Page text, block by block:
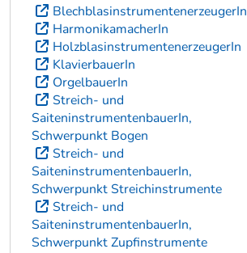
BlechblasinstrumentenerzeugerIn
HarmonikamacherIn
HolzblasinstrumentenerzeugerIn
KlavierbauerIn
OrgelbauerIn
Streich- und
SaiteninstrumentenbauerIn,
Schwerpunkt Bogen
Streich- und
SaiteninstrumentenbauerIn,
Schwerpunkt Streichinstrumente
Streich- und
SaiteninstrumentenbauerIn,
Schwerpunkt Zupfinstrumente